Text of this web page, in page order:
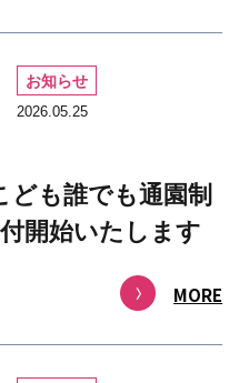
お知らせ
2026.05.25
ども誰でも通園制
開始いたします
MORE